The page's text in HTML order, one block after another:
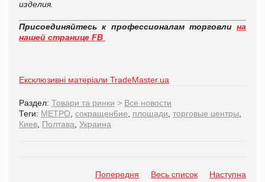
изделия.
Присоединяйтесь к профессионалам торговли на
нашей странице FB
Ексклюзивні матеріали TradeMaster.ua
Раздел: Товари та ринки > Все новости
Теги: МЕТРО сокращен6ие площади торговые центры
Киев Полтава Украина
Попередня Весь список Наступна